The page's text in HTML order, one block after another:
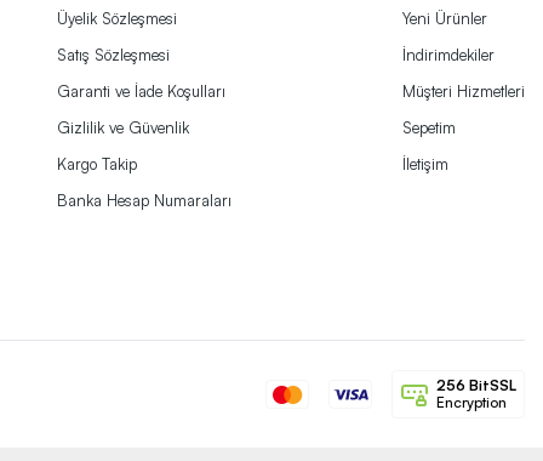
Üyelik Sözleşmesi
Satış Sözleşmesi
Garanti ve İade Koşulları
Gizlilik ve Güvenlik
Kargo Takip
Banka Hesap Numaraları
Yeni Ürünler
İndirimdekiler
Müşteri Hizmetleri
Sepetim
İletişim
256 BitSSL
Encryption